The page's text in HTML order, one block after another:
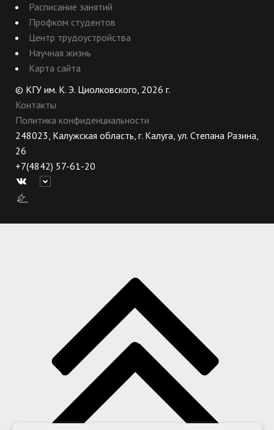
Расписание занятий
Профком студентов
Центр трудоустройства
Научная жизнь
Карта сайта
© КГУ им. К. Э. Циолковского, 2026 г.
Контакты
Политика конфиденциальности
248023, Калужская область, г. Калуга, ул. Степана Разина,
26
+7(4842) 57-61-20